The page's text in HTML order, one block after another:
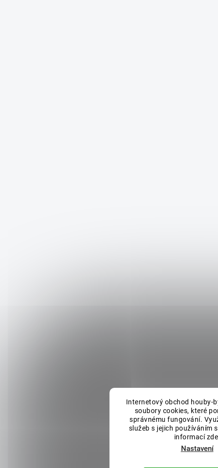
Internetový obchod houby-
soubory cookies, které
správnému fungování.
služeb s jejich používáním
informací
Nastavení